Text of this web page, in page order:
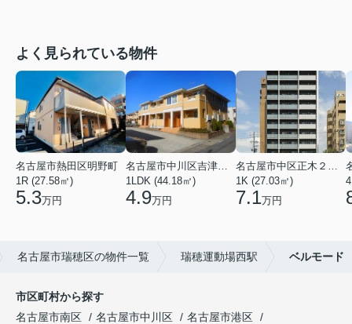
よく見られている物件
名古屋市熱田区明野町
1R (27.58㎡)
5.3万円
1LDK (44.18㎡)
4.9万円
1K (27.03㎡)
7.1万円
名古屋市瑞穂区の物件一覧 瑞穂運動場西駅 ベルモード
市区町村から探す
名古屋市南区
名古屋市中川区
名古屋市港区